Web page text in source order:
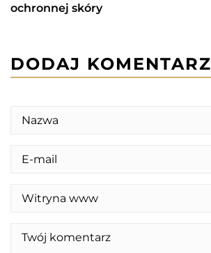
ochronnej skóry
DODAJ KOMENTARZ